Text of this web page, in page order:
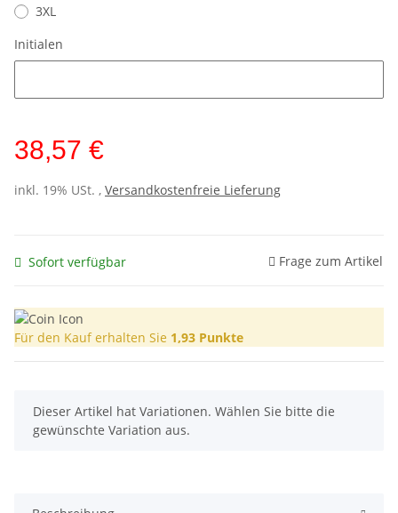
3XL
Initialen
38,57 €
inkl. 19% USt. , Versandkostenfreie Lieferung
Sofort verfügbar Frage zum Artikel
Für den Kauf erhalten Sie 1,93 Punkte
x
Dieser Artikel hat Variationen. Wählen Sie bitte die
gewünschte Variation aus.